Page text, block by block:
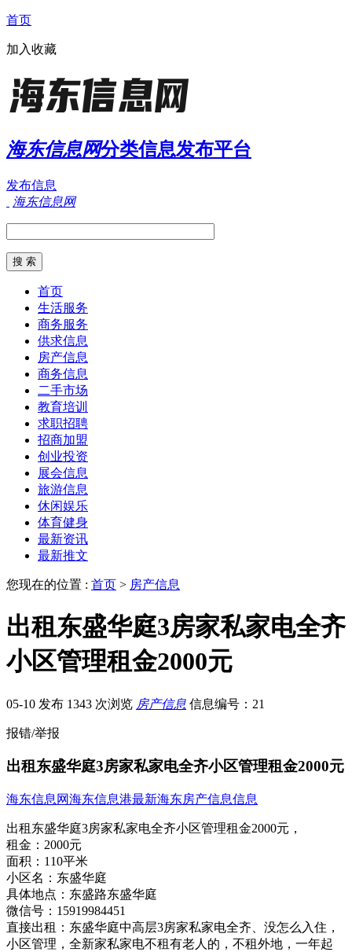
首页
加入收藏
海东信息网分类信息发布平台
发布信息
海东信息网
首页
生活服务
商务服务
供求信息
房产信息
商务信息
二手市场
教育培训
求职招聘
招商加盟
创业投资
展会信息
旅游信息
休闲娱乐
体育健身
最新资讯
最新推文
您现在的位置 : 首页 > 房产信息
出租东盛华庭3房家私家电全齐
小区管理租金2000元
05-10 发布 1343 次浏览 房产信息 信息编号：21
报错/举报
出租东盛华庭3房家私家电全齐小区管理租金2000元
海东信息网海东信息港最新海东房产信息信息
出租东盛华庭3房家私家电全齐小区管理租金2000元，
租金： 2000元
面积： 110平米
小区名： 东盛华庭
具体地点： 东盛路东盛华庭
微信号： 15919984451
直接出租：东盛华庭中高层3房家私家电全齐、没怎么入​‌‌住，
小区管理，全新家私家电不租有老人的，不租外地，一年起